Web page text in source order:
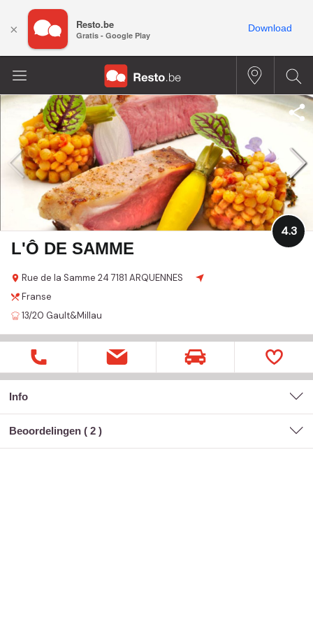
L'Ô DE SAMME
Rue de la Samme 24 7181 ARQUENNES
4.3
Franse
13/20 Gault&Millau
Info
Beoordelingen ( 2 )
× Resto.be
Gratis - Google Play
Download